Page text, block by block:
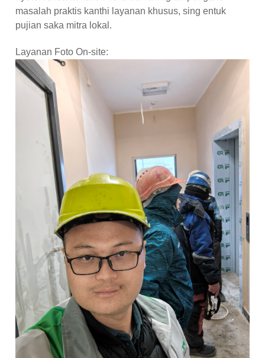
masalah praktis kanthi layanan khusus, sing entuk
pujian saka mitra lokal.
Layanan Foto On-site: